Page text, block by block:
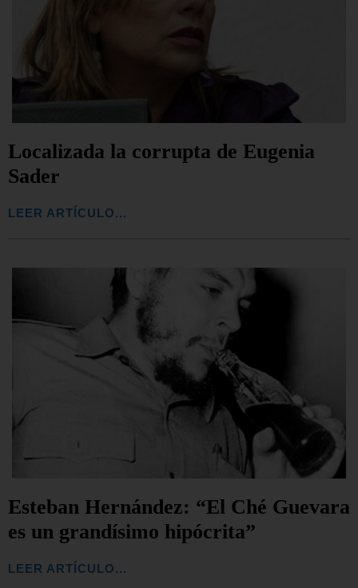
Localizada la corrupta de Eugenia
Sader
LEER ARTÍCULO...
Esteban Hernández: “El Ché Guevara
es un grandísimo hipócrita”
LEER ARTÍCULO...